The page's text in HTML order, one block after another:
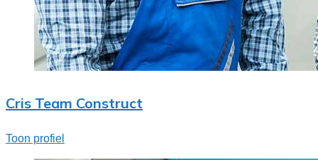
Cris Team Construct
Toon profiel